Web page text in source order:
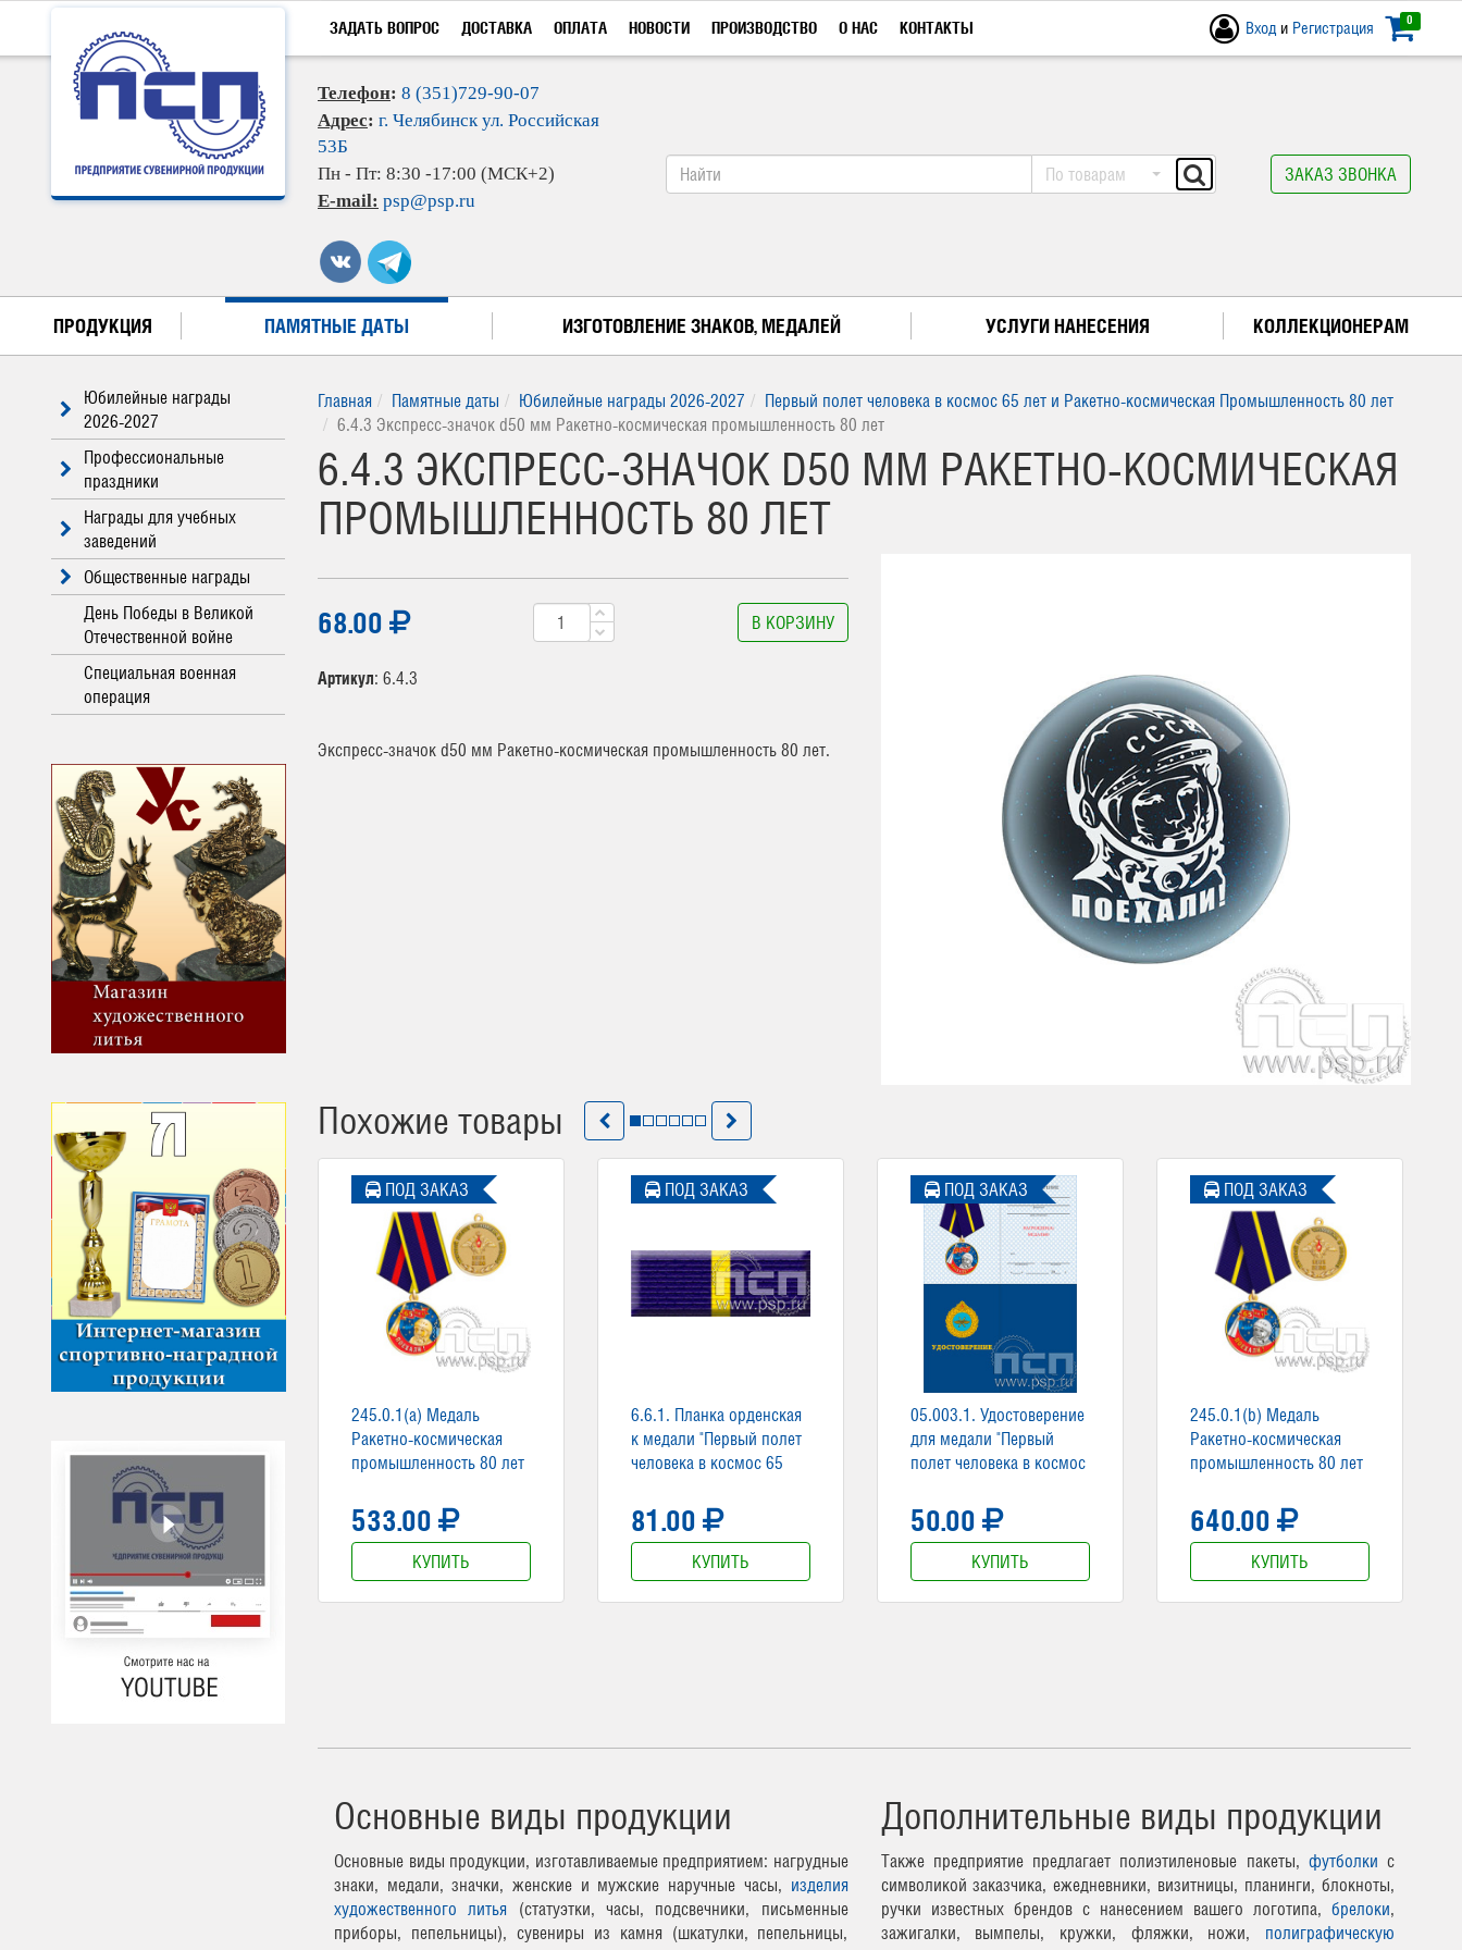
ЗАДАТЬ ВОПРОС ДОСТАВКА ОПЛАТА НОВОСТИ ПРОИЗВОДСТВО О НАС КОНТАКТЫ 0
Вход и Регистрация
Телефон: 8 (351)729-90-07
Адрес: г. Челябинск ул. Российская
53Б
Пн - Пт: 8:30 -17:00 (МСК+2)
E-mail: psp@psp.ru
По товарам ЗАКАЗ ЗВОНКА
ПРОДУКЦИЯ ПАМЯТНЫЕ ДАТЫ ИЗГОТОВЛЕНИЕ ЗНАКОВ, МЕДАЛЕЙ УСЛУГИ НАНЕСЕНИЯ КОЛЛЕКЦИОНЕРАМ
Юбилейные награды
2026-2027
Профессиональные
праздники
Награды для учебных
заведений
Общественные награды
День Победы в Великой
Отечественной войне
Специальная военная
операция
Главная Памятные даты Юбилейные награды 2026-2027
Первый полет человека в космос 65 лет и Ракетно-космическая Промышленность 80 лет
6.4.3 Экспресс-значок d50 мм Ракетно-космическая промышленность 80 лет
6.4.3 ЭКСПРЕСС-ЗНАЧОК D50 ММ РАКЕТНО-КОСМИЧЕСКАЯ
ПРОМЫШЛЕННОСТЬ 80 ЛЕТ
68.00 В КОРЗИНУ
Артикул: 6.4.3
Экспресс-значок d50 мм Ракетно-космическая промышленность 80 лет.
Похожие товары
245.0.1(a) Медаль
Ракетно-космическая
промышленность 80 лет
533.00
КУПИТЬ
ПОД ЗАКАЗ
6.6.1. Планка орденская
к медали "Первый полет
человека в космос 65
81.00
КУПИТЬ
ПОД ЗАКАЗ
05.003.1. Удостоверение
для медали "Первый
полет человека в космос
50.00
КУПИТЬ
ПОД ЗАКАЗ
245.0.1(b) Медаль
Ракетно-космическая
промышленность 80 лет
640.00
КУПИТЬ
ПОД ЗАКАЗ
Основные виды продукции
Основные виды продукции, изготавливаемые предприятием: нагрудные
знаки, медали, значки, женские и мужские наручные часы, изделия
художественного литья (статуэтки, часы, подсвечники, письменные
приборы, пепельницы), сувениры из камня (шкатулки, пепельницы,
Дополнительные виды продукции
Также предприятие предлагает полиэтиленовые пакеты, футболки с
символикой заказчика, ежедневники, визитницы, планинги, блокноты,
ручки известных брендов с нанесением вашего логотипа, брелоки,
зажигалки, вымпелы, кружки, фляжки, ножи, полиграфическую